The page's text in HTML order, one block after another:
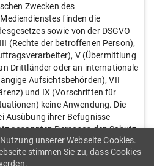
Zwecken des
finden die
sowie von der DSGVO
(Rechte der betroffenen Person),
V (Übermittlung
Drittländer oder an internationale
Aufsichtsbehörden), VII
und IX (Vorschriften für
keine Anwendung. Die
Ausübung ihrer Befugnisse
genannten Personen den Schutz
(§ 31 MedienG) zu beachten.
ist, um das Recht auf Schutz der
unserer Webseite Cookies.
stimmen Sie zu, dass Cookies